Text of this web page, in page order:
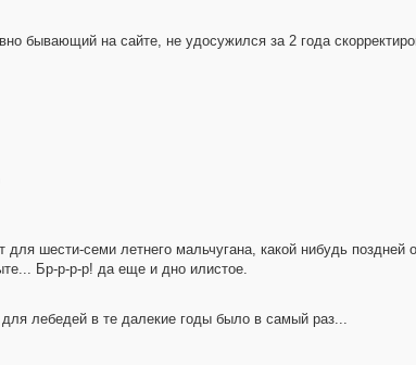
бывающий на сайте, не удосужился за 2 года
шести-семи летнего мальчугана, какой нибудь поздней
Бр-р-р-р! да еще и дно илистое.
лебедей в те далекие годы было в самый раз...